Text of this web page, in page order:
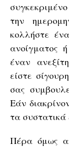
την
κολλήστε
ανοίγματος
έναν
είστε
σας
Εάν
τα συστατικά
Πέρα όμως